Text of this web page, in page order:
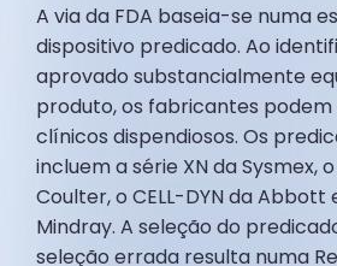
A via da FDA baseia-se numa
dispositivo predicado. Ao
aprovado substancialmente
produto, os fabricantes podem
clínicos dispendiosos. Os
incluem a série XN da Sysmex,
Coulter, o CELL-DYN da Abbott
Mindray. A seleção do
seleção errada resulta numa